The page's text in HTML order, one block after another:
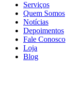
Serviços
Quem Somos
Notícias
Depoimentos
Fale Conosco
Loja
Blog